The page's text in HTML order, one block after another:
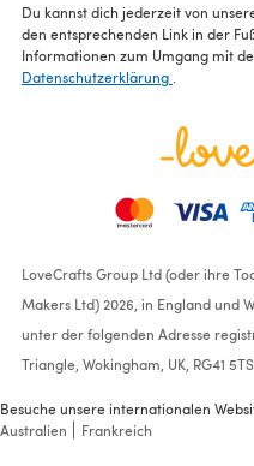
Du kannst dich jederzeit von
den entsprechenden Link in der
Informationen zum Umgang mit
Datenschutzerklärung
LoveCrafts Group Ltd (oder ihre
Makers Ltd) 2026, in England und
unter der folgenden Adresse
Triangle, Wokingham, UK, RG41 5TS.
Besuche unsere internationalen
Australien
Frankreich